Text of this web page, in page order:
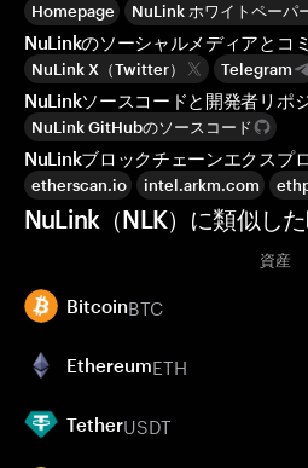
Homepage NuLink ホワイトペーパ
NuLinkのソーシャルメディアとコ
NuLink X（Twitter） Telegram
NuLinkソースコードと開発者リポ
NuLink GitHubのソースコード
NuLinkブロックチェーンエクスプ
etherscan.io intel.arkm.com
NuLink（NLK）に類似し
資産
BitcoinBTC
EthereumETH
TetherUSDT